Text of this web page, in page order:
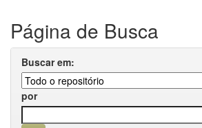
Página de Busca
Buscar em:
por